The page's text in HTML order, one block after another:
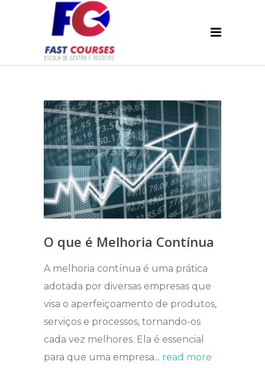
O que é Melhoria Contínua
A melhoria contínua é uma prática
adotada por diversas empresas que
visa o aperfeiçoamento de produtos,
serviços e processos, tornando-os
cada vez melhores. Ela é essencial
para que uma empresa... read more